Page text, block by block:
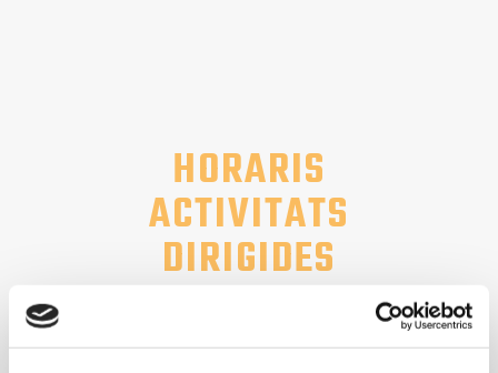
HORARIS
ACTIVITATS
DIRIGIDES